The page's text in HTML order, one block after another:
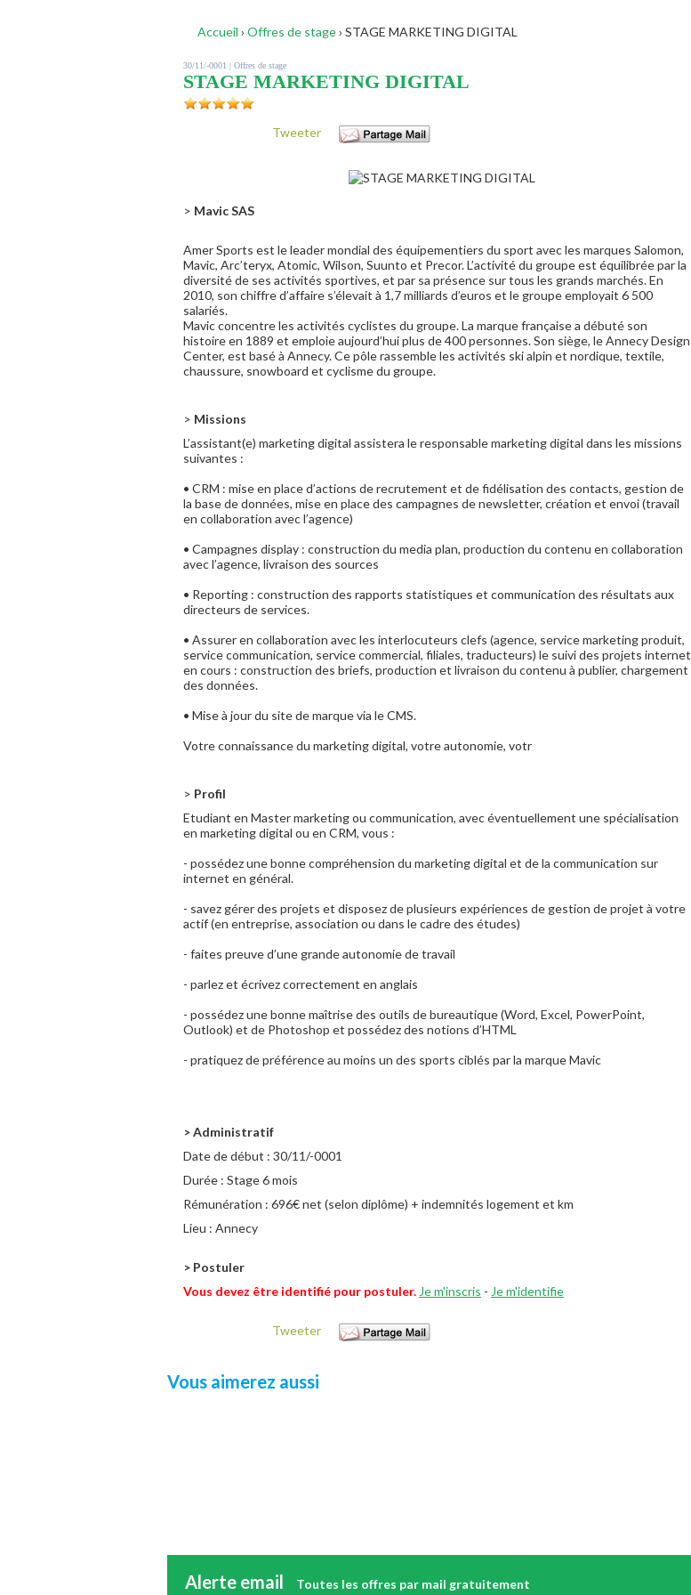
Accueil › Offres de stage› STAGE MARKETING DIGITAL
30/11/-0001 | Offres de stage
STAGE MARKETING DIGITAL
Tweeter
> Mavic SAS
Amer Sports est le leader mondial des équipementiers du sport avec les marques Salomon,
Mavic, Arc’teryx, Atomic, Wilson, Suunto et Precor. L’activité du groupe est équilibrée par la
diversité de ses activités sportives, et par sa présence sur tous les grands marchés. En
2010, son chiffre d’affaire s’élevait à 1,7 milliards d’euros et le groupe employait 6 500
salariés.
Mavic concentre les activités cyclistes du groupe. La marque française a débuté son
histoire en 1889 et emploie aujourd’hui plus de 400 personnes. Son siège, le Annecy Design
Center, est basé à Annecy. Ce pôle rassemble les activités ski alpin et nordique, textile,
chaussure, snowboard et cyclisme du groupe.
> Missions
L’assistant(e) marketing digital assistera le responsable marketing digital dans les missions
suivantes :
• CRM : mise en place d’actions de recrutement et de fidélisation des contacts, gestion de
la base de données, mise en place des campagnes de newsletter, création et envoi (travail
en collaboration avec l’agence)
• Campagnes display : construction du media plan, production du contenu en collaboration
avec l’agence, livraison des sources
• Reporting : construction des rapports statistiques et communication des résultats aux
directeurs de services.
• Assurer en collaboration avec les interlocuteurs clefs (agence, service marketing produit,
service communication, service commercial, filiales, traducteurs) le suivi des projets internet
en cours : construction des briefs, production et livraison du contenu à publier, chargement
des données.
• Mise à jour du site de marque via le CMS.
Votre connaissance du marketing digital, votre autonomie, votr
> Profil
Etudiant en Master marketing ou communication, avec éventuellement une spécialisation
en marketing digital ou en CRM, vous :
- possédez une bonne compréhension du marketing digital et de la communication sur
internet en général.
- savez gérer des projets et disposez de plusieurs expériences de gestion de projet à votre
actif (en entreprise, association ou dans le cadre des études)
- faites preuve d’une grande autonomie de travail
- parlez et écrivez correctement en anglais
- possédez une bonne maîtrise des outils de bureautique (Word, Excel, PowerPoint,
Outlook) et de Photoshop et possédez des notions d’HTML
- pratiquez de préférence au moins un des sports ciblés par la marque Mavic
> Administratif
Date de début : 30/11/-0001
Durée : Stage 6 mois
Rémunération : 696€ net (selon diplôme) + indemnités logement et km
Lieu : Annecy
> Postuler
Vous devez être identifié pour postuler. Je m'inscris - Je m'identifie
Tweeter
Vous aimerez aussi
Alerte email Toutes les offres par mail gratuitement